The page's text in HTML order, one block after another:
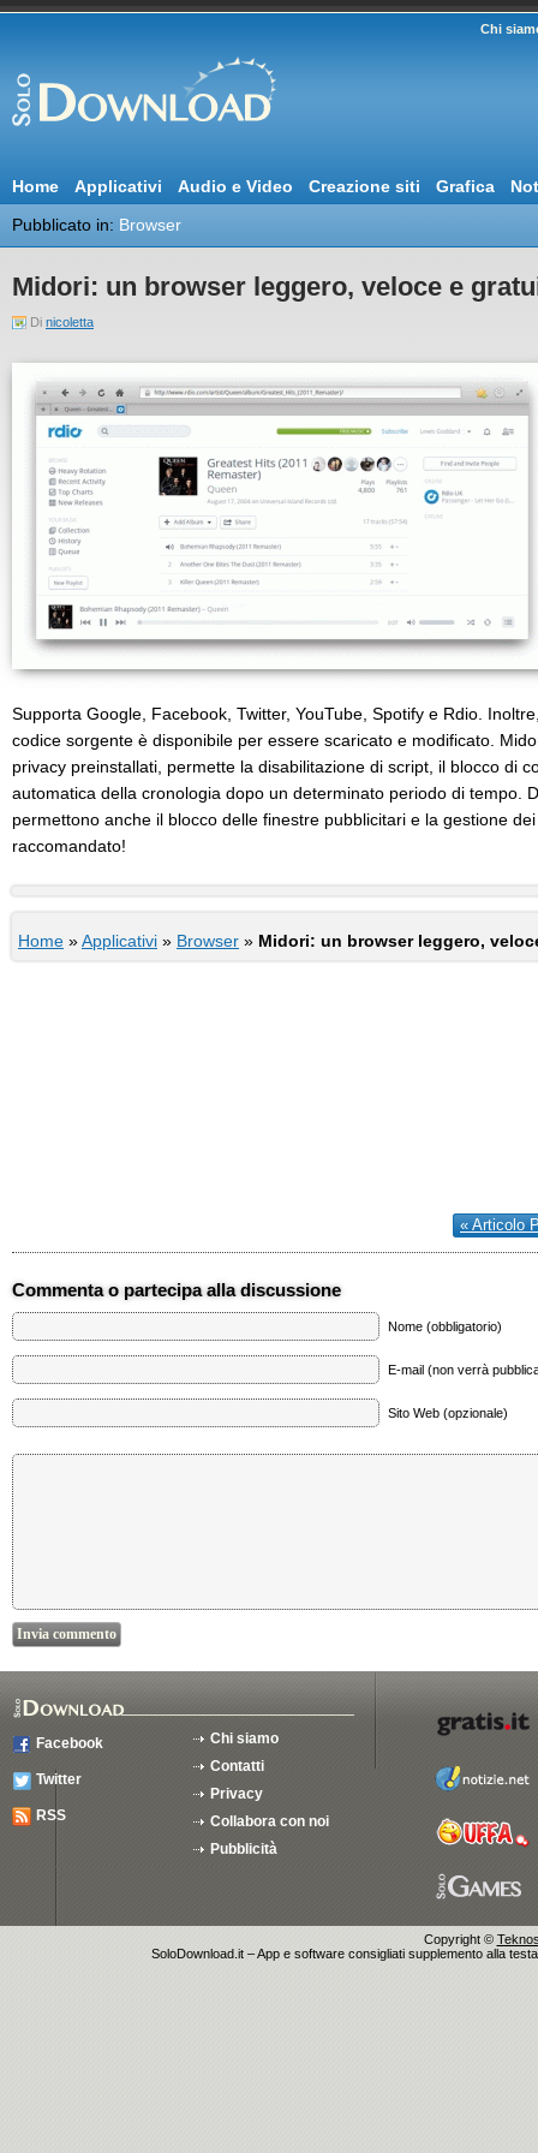
Chi
Home Applicativi Audio e Video Creazione siti Grafica
Pubblicato in: Browser
Midori: un browser leggero, veloce e
Di nicoletta
Supporta Google, Facebook, Twitter, YouTube, Spotify e Rdio.
codice sorgente è disponibile per essere scaricato e modificato.
privacy preinstallati, permette la disabilitazione di script, il blocco di
automatica della cronologia dopo un determinato periodo di tempo.
permettono anche il blocco delle finestre pubblicitari e la gestione
raccomandato!
Home »Applicativi » Browser » Midori: un browser leggero,
« Articolo
Commenta o partecipa alla discussione
Nome (obbligatorio)
E-mail (non verrà
Sito Web (opzionale)
Facebook
Twitter
RSS
Chi siamo
Contatti
Privacy
Collabora con noi
Pubblicità
Copyright ©
SoloDownload.it – App e software consigliati supplemento alla